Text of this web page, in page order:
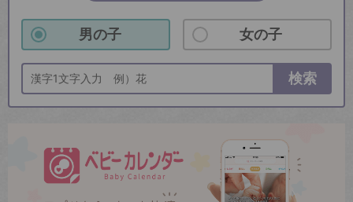
男の子 女の子
検索